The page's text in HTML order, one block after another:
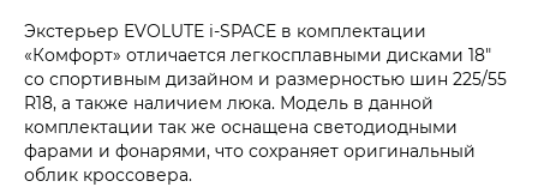
Экстерьер EVOLUTE i‑SPACE в комплектации
«Комфорт» отличается легкосплавными дисками 18"
со спортивным дизайном и размерностью шин 225/55
R18, а также наличием люка. Модель в данной
комплектации так же оснащена светодиодными
фарами и фонарями, что сохраняет оригинальный
облик кроссовера.